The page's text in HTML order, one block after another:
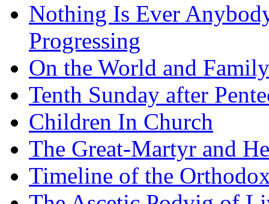
Nothing Is Ever
Progressing
On the World and Family
Tenth Sunday after
Children In Church
The Great-Martyr and
Timeline of the